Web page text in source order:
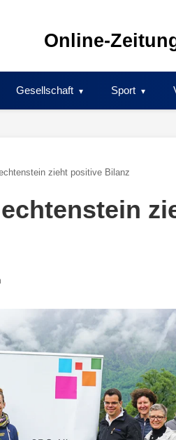
Online-
Gesellschaft Sport
zieht positive Bilanz